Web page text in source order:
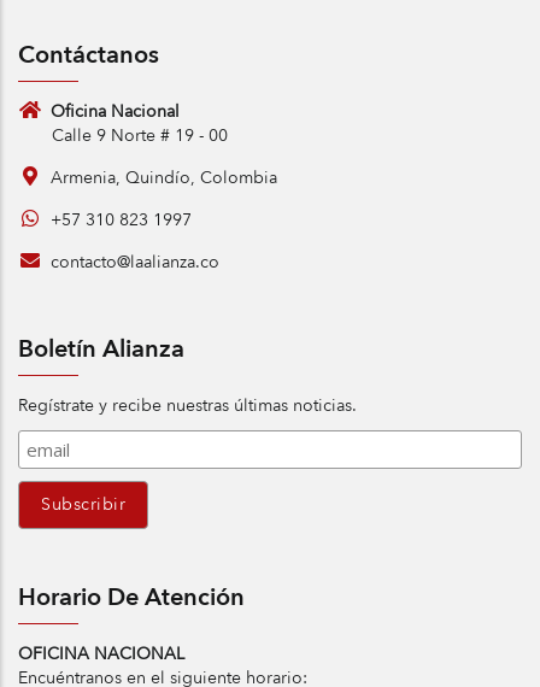
Contáctanos
Oficina Nacional
Calle 9 Norte # 19 - 00
Armenia, Quindío, Colombia
+57 310 823 1997
contacto@laalianza.co
Boletín Alianza
Regístrate y recibe nuestras últimas noticias.
Horario De Atención
OFICINA NACIONAL
Encuéntranos en el siguiente horario: